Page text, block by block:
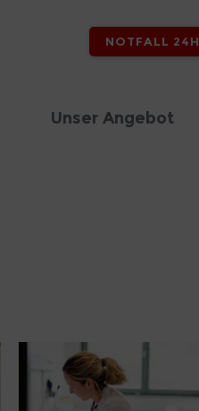
NOTFALL 24H
Unser Angebot